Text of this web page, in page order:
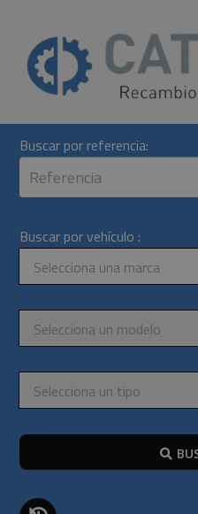
content
Buscar por referencia:
Buscar por vehículo :
Selecciona una marca
Selecciona un modelo
Selecciona un tipo